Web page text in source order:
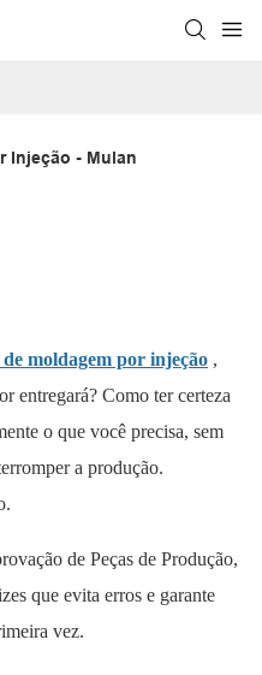
Injeção - Mulan
de moldagem por injeção ,
entregará? Como ter certeza
o que você precisa, sem
a produção.
de Peças de Produção,
que evita erros e garante
vez.